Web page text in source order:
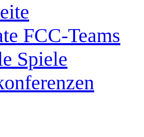
FCC-Teams
Spiele